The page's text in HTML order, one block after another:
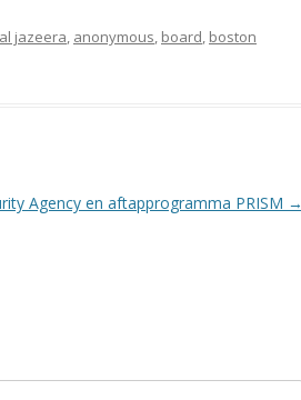
al jazeera, anonymous, board, boston
Agency en aftapprogramma PRISM →